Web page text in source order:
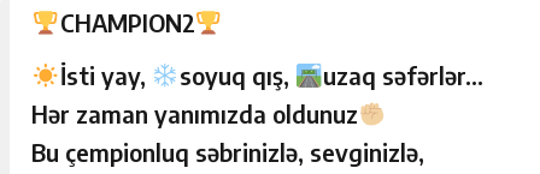
CHAMPION2
İsti yay,
soyuq qış,
uzaq səfərlər…
Hər zaman yanımızda oldunuz
Bu çempionluq səbrinizlə, sevginizlə,